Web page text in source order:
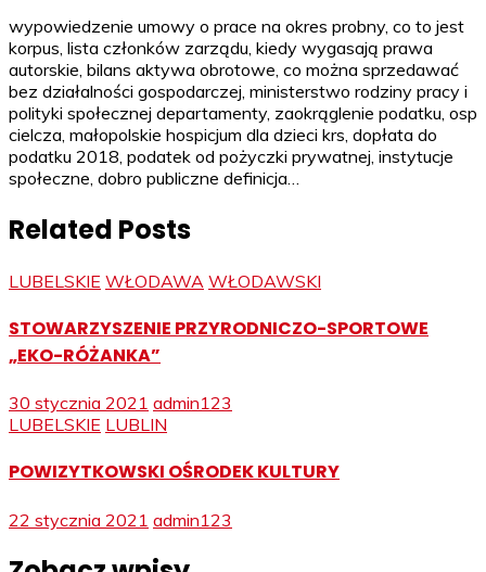
wypowiedzenie umowy o prace na okres probny, co to jest
korpus, lista członków zarządu, kiedy wygasają prawa
autorskie, bilans aktywa obrotowe, co można sprzedawać
bez działalności gospodarczej, ministerstwo rodziny pracy i
polityki społecznej departamenty, zaokrąglenie podatku, osp
cielcza, małopolskie hospicjum dla dzieci krs, dopłata do
podatku 2018, podatek od pożyczki prywatnej, instytucje
społeczne, dobro publiczne definicja…
Related Posts
LUBELSKIE WŁODAWA WŁODAWSKI
STOWARZYSZENIE PRZYRODNICZO-SPORTOWE
„EKO-RÓŻANKA”
30 stycznia 2021 admin123
LUBELSKIE LUBLIN
POWIZYTKOWSKI OŚRODEK KULTURY
22 stycznia 2021 admin123